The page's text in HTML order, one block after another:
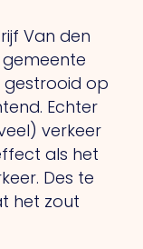
Van den
gemeente
op
Echter
verkeer
als het
Des te
het zout